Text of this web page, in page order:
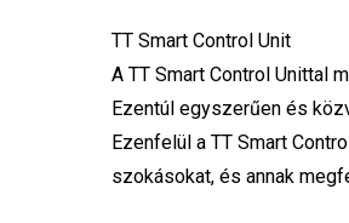
TT Smart Control Unit
A TT Smart Control Unittal
Ezentúl egyszerűen és
Ezenfelül a TT Smart
szokásokat, és annak